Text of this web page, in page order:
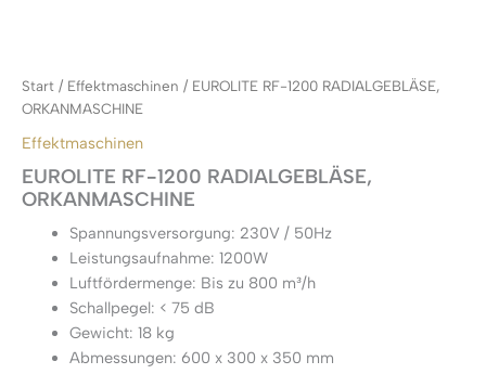
Start / Effektmaschinen / EUROLITE RF-1200 RADIALGEBLÄSE,
ORKANMASCHINE
Effektmaschinen
EUROLITE RF-1200 RADIALGEBLÄSE,
ORKANMASCHINE
Spannungsversorgung: 230V / 50Hz
Leistungsaufnahme: 1200W
Luftfördermenge: Bis zu 800 m³/h
Schallpegel: < 75 dB
Gewicht: 18 kg
Abmessungen: 600 x 300 x 350 mm